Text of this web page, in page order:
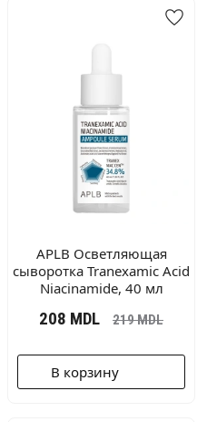
APLB Осветляющая
сыворотка Tranexamic Acid
Niacinamide, 40 мл
208 MDL 219MDL
В корзину